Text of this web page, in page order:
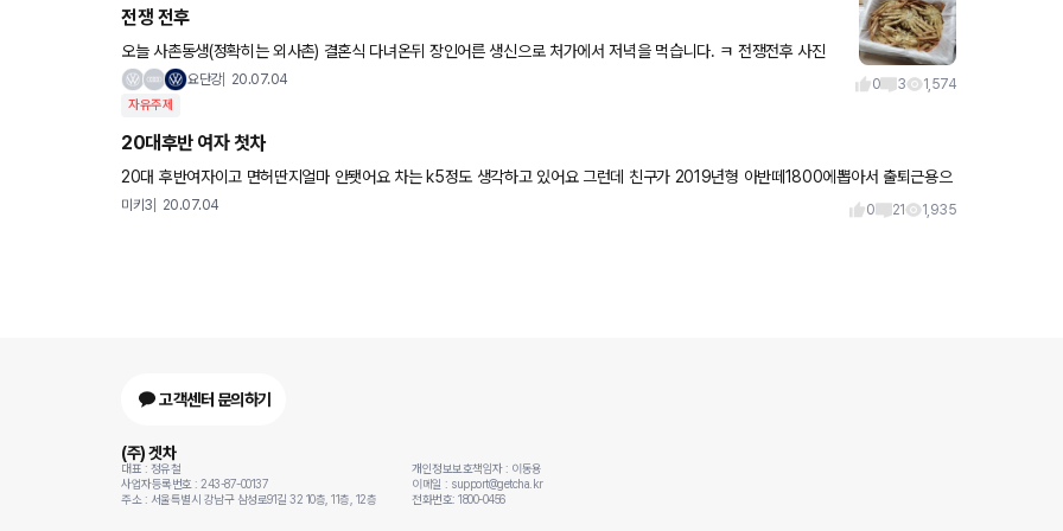
전쟁 전후
오늘 사촌동생(정확히는 외사촌) 결혼식 다녀온뒤 장인어른 생신으로 처가에서 저녁을 먹습니다. ㅋ 전쟁전후 사진
요단강 20.07.04 0 3 1,574
자유주제
20대후반 여자 첫차
20대 후반여자이고 면허딴지얼마 안됏어요 차는 k5정도 생각하고 있어요 그런데 친구가 2019년형 아반떼1800에뽑아서 출퇴근용으
로8천키로탄거 1200에 준다고 하는데 좀더보태서 k5 신차로살지 친
미키3 20.07.04 0 21 1,935
고객센터 문의하기
(주) 겟차
대표 : 정유철
사업자등록번호 : 243-87-00137
주소 : 서울특별시 강남구 삼성로91길 32 10층, 11층, 12층
개인정보보호책임자 : 이동용
이메일 : support@getcha.kr
전화번호: 1800-0456